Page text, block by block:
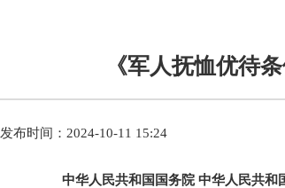
《军人抚恤优待条
发布时间：2024-10-11 15:24
中华人民共和国国务院 中华人民共和